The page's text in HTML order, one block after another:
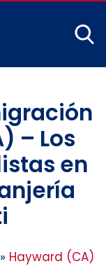
– Los
en
» Hayward (CA)